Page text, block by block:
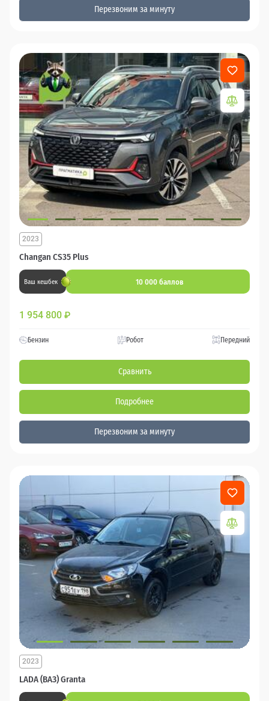
Перезвоним за минуту
Changan CS35 Plus
2023
Ваш кешбек 10 000 баллов
1 954 800 ₽
Бензин Робот Передний
Сравнить
Подробнее
Перезвоним за минуту
LADA (ВАЗ) Granta
2023